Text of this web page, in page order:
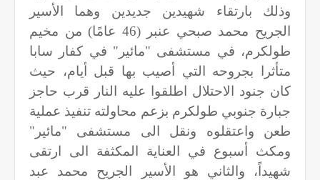
وذلك بارتقاء شهيدين جديدين وهما الأسير
الجريح محمد صبحي عنبر (46 عامًا) من مخيم
طولكرم، في مستشفى "مائير" في كفار سابا
متأثرا بجروحه التي أصيب بها قبل أيام، حيث
كان جنود الاحتلال اطلقوا عليه النار قرب حاجز
جبارة جنوبي طولكرم بزعم محاولته تنفيذ عملية
طعن واعتقلوه ونقل الى مستشفى "مائير"
ومكث أسبوع في العناية المكثفة الى ارتقى
شهيداً، والثاني هو الأسير الجريح محمد عبد